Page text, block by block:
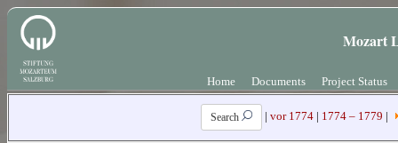
Mozart
Home Documents Project Status
Search | vor 1774| 1774 – 1779 |